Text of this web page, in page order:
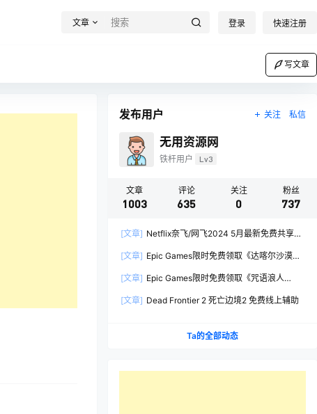
文章 登录 快速注册
写文章
发布用户 关注 私信
无用资源网
铁杆用户 Lv3
文章
1003
评论
635
关注
0
粉丝
737
[文章] Netflix奈飞/网飞2024 5月最新免费共享账
[文章] Epic Games限时免费领取《达喀尔沙漠拉
[文章] Epic Games限时免费领取《咒语浪人
[文章] Dead Frontier 2 死亡边境2 免费线上辅助
Ta的全部动态